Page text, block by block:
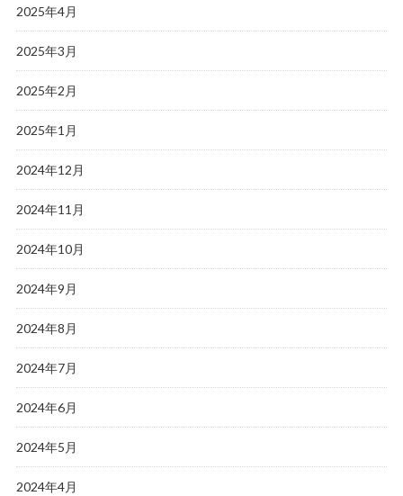
2025年4月
2025年3月
2025年2月
2025年1月
2024年12月
2024年11月
2024年10月
2024年9月
2024年8月
2024年7月
2024年6月
2024年5月
2024年4月